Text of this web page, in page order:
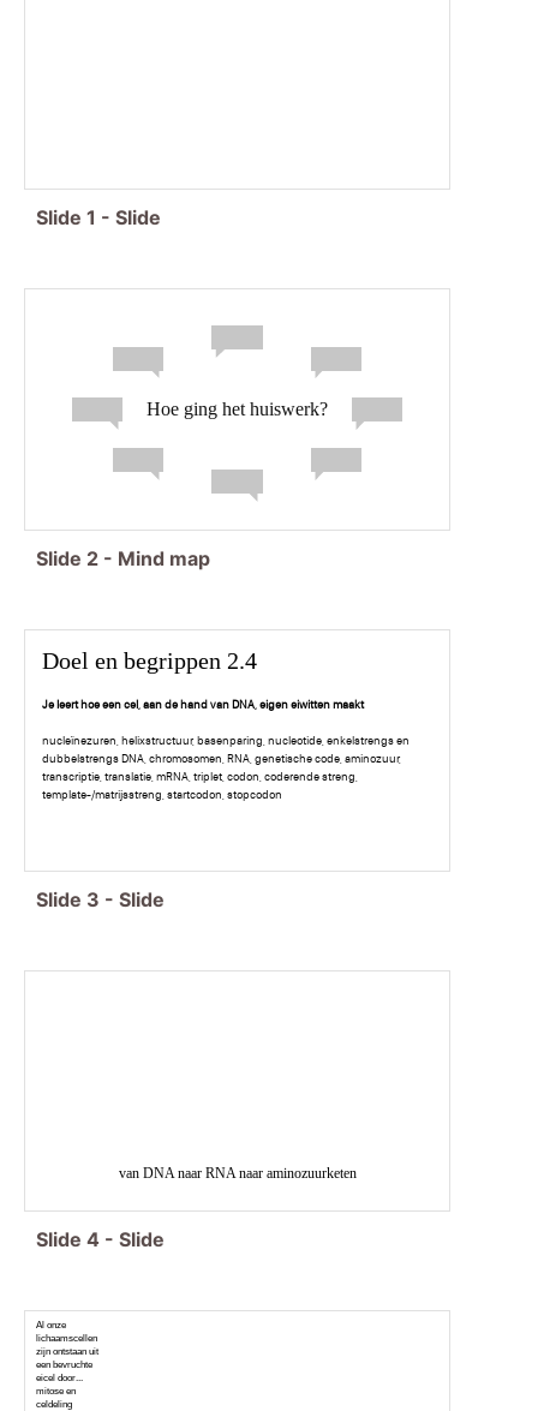
Slide 1 - Slide
Hoe ging het huiswerk?
Slide 2 - Mind map
Doel en begrippen 2.4
Je leert hoe een cel, aan de hand van DNA, eigen eiwitten maakt
nucleïnezuren, helixstructuur, basenparing, nucleotide, enkelstrengs en
dubbelstrengs DNA, chromosomen, RNA, genetische code, aminozuur,
transcriptie, translatie, mRNA, triplet, codon, coderende streng,
template-/matrijsstreng, startcodon, stopcodon
Slide 3 - Slide
van DNA naar RNA naar aminozuurketen
Slide 4 - Slide
Al onze
lichaamscellen
zijn ontstaan uit
een bevruchte
eicel door...
mitose en
celdeling